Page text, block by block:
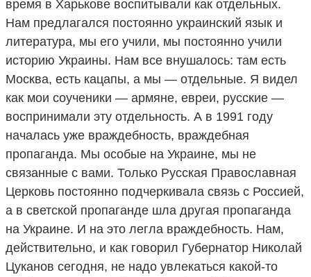
время в Харькове воспитывали как отдельных.
Нам предлагался постоянно украинский язык и
литература, мы его учили, мы постоянно учили
историю Украины. Нам все внушалось: там есть
Москва, есть кацапы, а мы — отдельные. Я видел
как мои соученики — армяне, евреи, русские —
воспринимали эту отдельность. А в 1991 году
началась уже враждебность, враждебная
пропаганда. Мы особые на Украине, мы не
связанные с вами. Только Русская Православная
Церковь постоянно подчеркивала связь с Россией,
а в светской пропаганде шла другая пропаганда
на Украине. И на это легла враждебность. Нам,
действительно, и как говорил Губернатор Николай
Цуканов сегодня, не надо увлекаться какой-то